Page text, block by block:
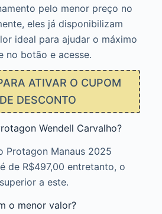
pelo menor preço no
eles já disponibilizam
ideal para ajudar o máximo
no botão e acesse.
ATIVAR O CUPOM
DE DESCONTO
Wendell Carvalho?
Protagon Manaus 2025
de R$497,00 entretanto, o
a este.
o menor valor?